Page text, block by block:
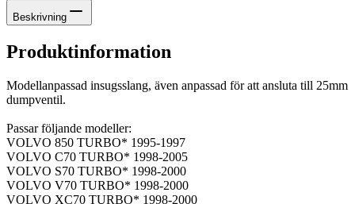
Beskrivning
Produktinformation
Modellanpassad insugsslang, även anpassad för att ansluta till 25mm
dumpventil.
Passar följande modeller:
VOLVO 850 TURBO* 1995-1997
VOLVO C70 TURBO* 1998-2005
VOLVO S70 TURBO* 1998-2000
VOLVO V70 TURBO* 1998-2000
VOLVO XC70 TURBO* 1998-2000